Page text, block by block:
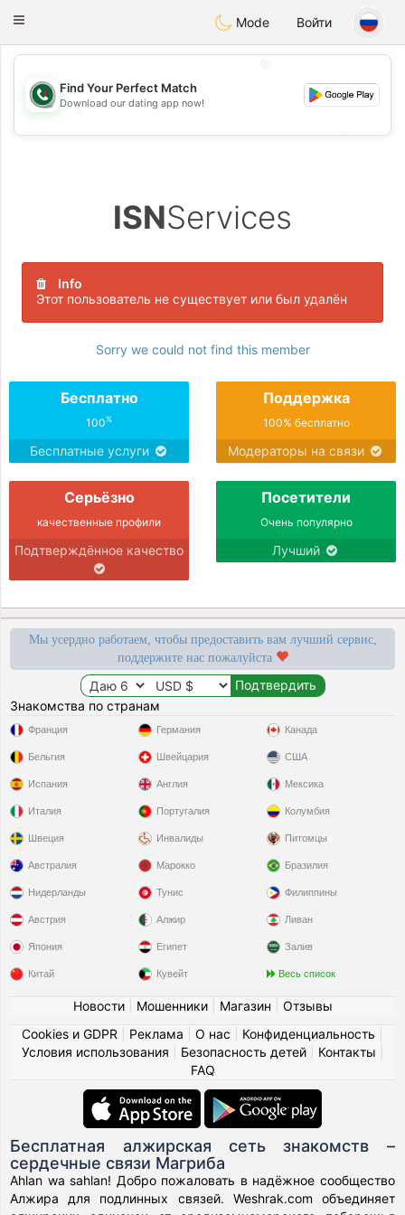
Weshrak
Toggle
Mode Войти
💖
💕
Find Your Perfect Match
Download our dating app now!
ISNServices
Info
Этот пользователь не существует или был удалён
Sorry we could not find this member
Бесплатно
100%
Бесплатные услуги
Поддержка
100% бесплатно
Модераторы на связи
Серьёзно
качественные профили
Подтверждённое качество
Посетители
Очень популярно
Лучший
Мы усердно работаем, чтобы предоставить вам лучший сервис,
поддержите нас пожалуйста
Знакомства по странам
Франция
Бельгия
Испания
Италия
Швеция
Германия
Швейцария
Англия
Португалия
Инвалиды
Канада
США
Мексика
Колумбия
Питомцы
Австралия
Нидерланды
Австрия
Япония
Китай
Марокко
Тунис
Алжир
Египет
Кувейт
Бразилия
Филиппины
Ливан
Залив
Весь список
Новости| Мошенники| Магазин
Отзывы
Cookies и GDPR
Реклама О нас Конфиденциальность
Условия использования
Безопасность детей| Контакты
FAQ
Бесплатная алжирская сеть знакомств –
сердечные связи Магриба
Ahlan wa sahlan! Добро пожаловать в надёжное сообщество
Алжира для подлинных связей. Weshrak.com объединяет